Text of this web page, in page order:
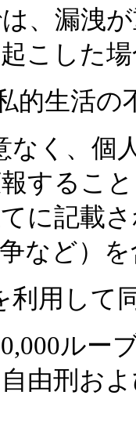
、漏洩
こした
的生活の
なく、個
するこ
に記載
など）
利用して
ルー
由刑お